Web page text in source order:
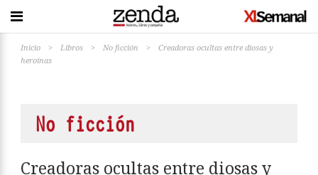
Inicio > Libros > No ficción >
Creadoras ocultas entre diosas y
heroínas
No ficción
Creadoras ocultas entre diosas y